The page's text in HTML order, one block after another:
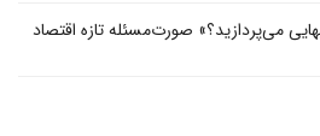
می‌پردازید؟» صورت‌مسئله تازه اقتصاد